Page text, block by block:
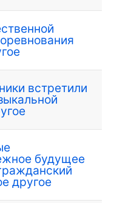
встретили
будущее
другое